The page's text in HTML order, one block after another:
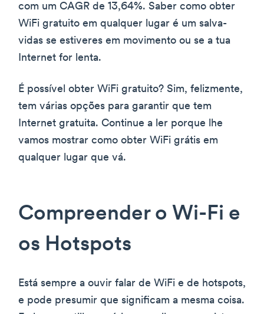
com um CAGR de 13,64%. Saber como obter
WiFi gratuito em qualquer lugar é um salva-
vidas se estiveres em movimento ou se a tua
Internet for lenta.
É possível obter WiFi gratuito? Sim, felizmente,
tem várias opções para garantir que tem
Internet gratuita. Continue a ler porque lhe
vamos mostrar como obter WiFi grátis em
qualquer lugar que vá.
Compreender o Wi-Fi e
os Hotspots
Está sempre a ouvir falar de WiFi e de hotspots,
e pode presumir que significam a mesma coisa.